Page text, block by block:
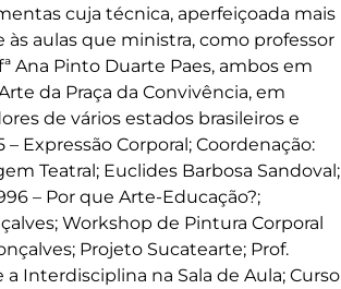
cuja técnica, aperfeiçoada mais
às aulas que ministra, como professor
Ana Pinto Duarte Paes, ambos em
da Praça da Convivência, em
de vários estados brasileiros e
Expressão Corporal; Coordenação:
Teatral; Euclides Barbosa Sandoval;
– Por que Arte-Educação?;
Workshop de Pintura Corporal
Projeto Sucatearte; Prof.
a Interdisciplina na Sala de Aula; Curso